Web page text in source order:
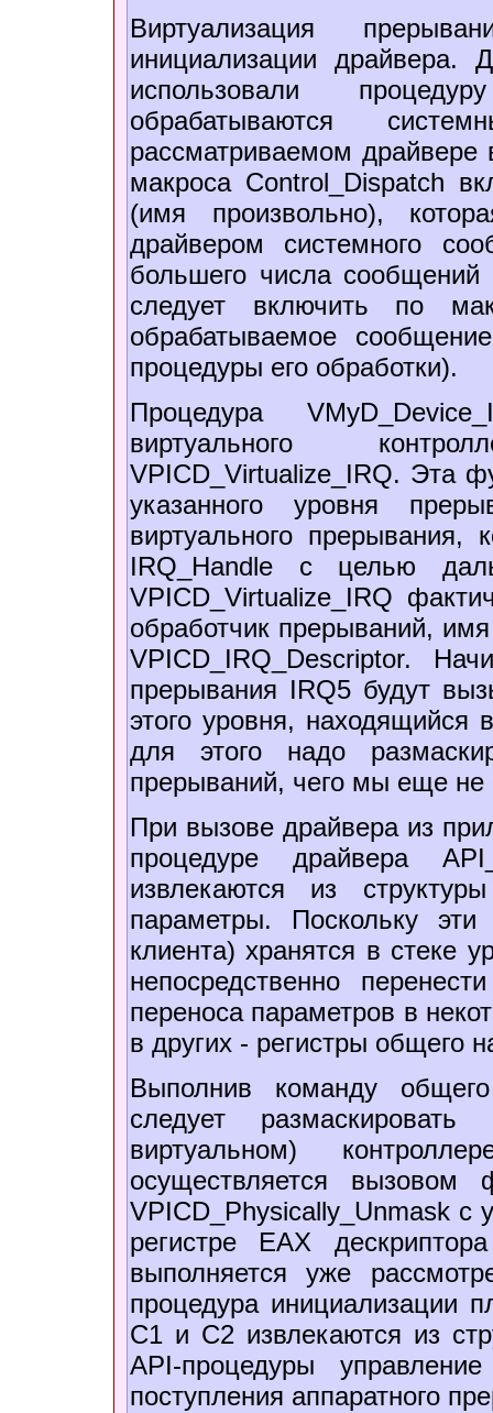
Виртуализация
инициализации
использовали
обрабатываются
рассматриваемом
макроса Control_Dispatch
(имя произвольно),
драйвером системного
большего числа сообщений
следует включить по
обрабатываемое
процедуры его обработки).
Процедура
виртуального
VPICD_Virtualize_IRQ. Эта
указанного уровня
виртуального прерывания,
IRQ_Handle с целью
VPICD_Virtualize_IRQ
обработчик прерываний,
VPICD_IRQ_Descriptor.
прерывания IRQ5 будут
этого уровня,
для этого надо
прерываний, чего мы еще не
При вызове драйвера из
процедуре драйвера
извлекаются из
параметры. Поскольку
клиента) хранятся в стеке
непосредственно
переноса параметров в
в других - регистры общего
Выполнив команду
следует
виртуальном)
осуществляется вызовом
VPICD_Physically_Unmask с
регистре EAX
выполняется уже
процедура инициализации
С1 и С2 извлекаются из
API-процедуры
поступления аппаратного